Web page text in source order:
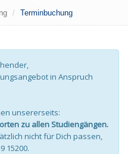
Terminbuchung
in Anspruch
unsererseits:
zu allen Studiengängen.
nicht für Dich passen,
15200.